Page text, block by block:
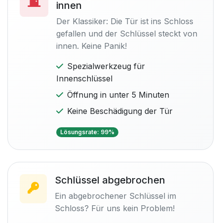
innen
Der Klassiker: Die Tür ist ins Schloss
gefallen und der Schlüssel steckt von
innen. Keine Panik!
Spezialwerkzeug für
Innenschlüssel
Öffnung in unter 5 Minuten
Keine Beschädigung der Tür
Lösungsrate: 99%
Schlüssel abgebrochen
Ein abgebrochener Schlüssel im
Schloss? Für uns kein Problem!